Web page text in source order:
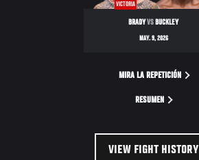
VICTORIA
BRADYVS BUCKLEY
MAY. 9, 2026
MIRA LA REPETICIÓN
RESUMEN
VIEW FIGHT HISTORY